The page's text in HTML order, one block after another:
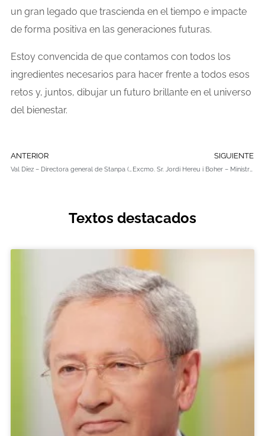
un gran legado que trascienda en el tiempo e impacte
de forma positiva en las generaciones futuras.
Estoy convencida de que contamos con todos los
ingredientes necesarios para hacer frente a todos esos
retos y, juntos, dibujar un futuro brillante en el universo
del bienestar.
ANTERIOR
Val Díez – Directora general de Stanpa (Asociación Nacional de Perfumería y Cosmética)
SIGUIENTE
Excmo. Sr. Jordi Hereu i Boher – Ministro de Industria y Turismo
Textos destacados